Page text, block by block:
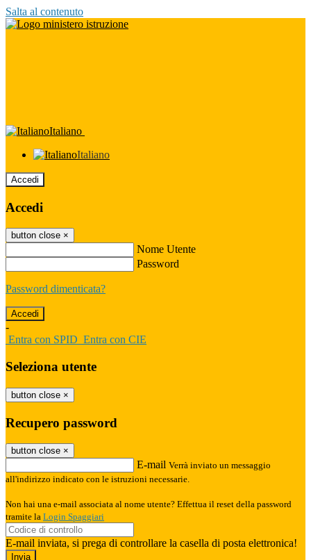
Salta al contenuto
Italiano
Italiano
Accedi
Accedi
button close ×
Nome Utente
Password
Password dimenticata?
-
Entra con SPID Entra con CIE
Seleziona utente
button close ×
Recupero password
button close ×
E-mail Verrà inviato un messaggio
all'indirizzo indicato con le istruzioni necessarie.
Non hai una e-mail associata al nome utente? Effettua il reset della password
tramite la Login Spaggiari
E-mail inviata, si prega di controllare la casella di posta elettronica!